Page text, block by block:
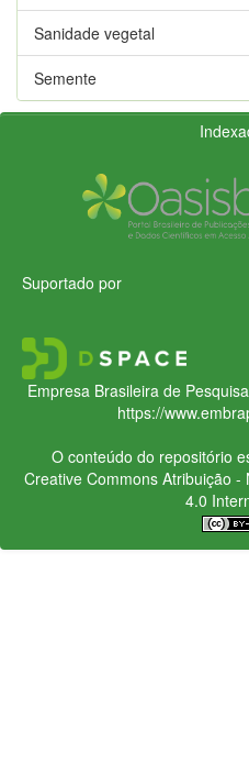
Sanidade vegetal
Semente
Suportado por
Empresa Brasileira de
https://
O conteúdo do repositório
Creative CommonsAtribuição -
4.0